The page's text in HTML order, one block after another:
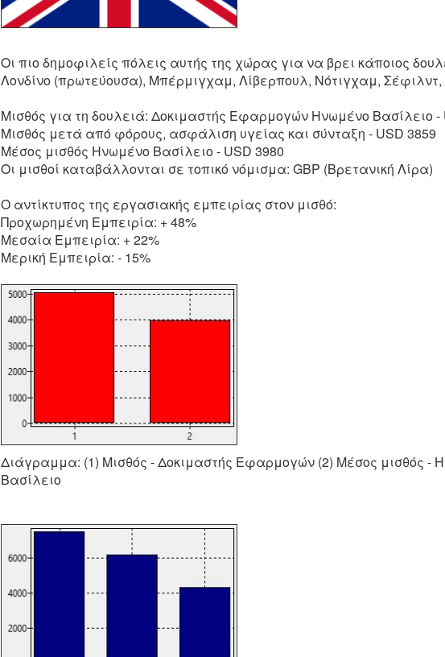
Οι πιο δημοφιλείς πόλεις αυτής της χώρας για να βρει κάποιος
Λονδίνο (πρωτεύουσα), Μπέρμιγχαμ, Λίβερπουλ, Νότιγχαμ,
Μισθός για τη δουλειά: Δοκιμαστής Εφαρμογών Ηνωμένο Βασίλειο -
Μισθός μετά από φόρους, ασφάλιση υγείας και σύνταξη - USD 3859
Μέσος μισθός Ηνωμένο Βασίλειο - USD 3980
Οι μισθοί καταβάλλονται σε τοπικό νόμισμα: GBP (Βρετανική Λίρα)
Ο αντίκτυπος της εργασιακής εμπειρίας στον μισθό:
Προχωρημένη Εμπειρία: + 48%
Μεσαία Εμπειρία: + 22%
Μερική Εμπειρία: - 15%
Διάγραμμα: (1) Μισθός - Δοκιμαστής Εφαρμογών (2) Μέσος μισθός -
Βασίλειο